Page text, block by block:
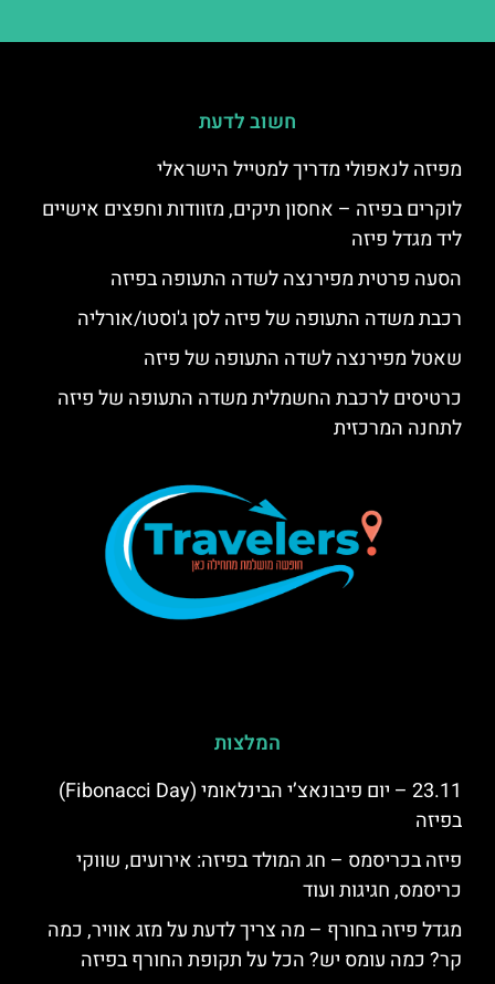
חשוב לדעת
מפיזה לנאפולי מדריך למטייל הישראלי
לוקרים בפיזה – אחסון תיקים, מזוודות וחפצים אישיים
ליד מגדל פיזה
הסעה פרטית מפירנצה לשדה התעופה בפיזה
רכבת משדה התעופה של פיזה לסן ג'וסטו/אורליה
שאטל מפירנצה לשדה התעופה של פיזה
כרטיסים לרכבת החשמלית משדה התעופה של פיזה
לתחנה המרכזית
המלצות
23.11 – יום פיבונאצ’י הבינלאומי (Fibonacci Day)
בפיזה
פיזה בכריסמס – חג המולד בפיזה: אירועים, שווקי
כריסמס, חגיגות ועוד
מגדל פיזה בחורף – מה צריך לדעת על מזג אוויר, כמה
קר? כמה עומס יש? הכל על תקופת החורף בפיזה